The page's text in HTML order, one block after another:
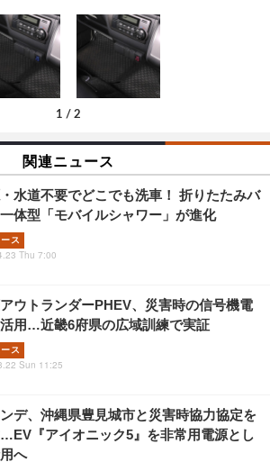
1 / 2
関連ニュース
水道不要でどこでも洗車！ 折りたたみバ
体型「モバイルシャワー」が進化
ス
Thu 7:00
ウトランダーPHEV、災害時の信号機電
用…近畿6府県の広域訓練で実証
ス
Sun 11:25
デ、沖縄県豊見城市と災害時協力協定を
『アイオニック5』を非常用電源とし
へ